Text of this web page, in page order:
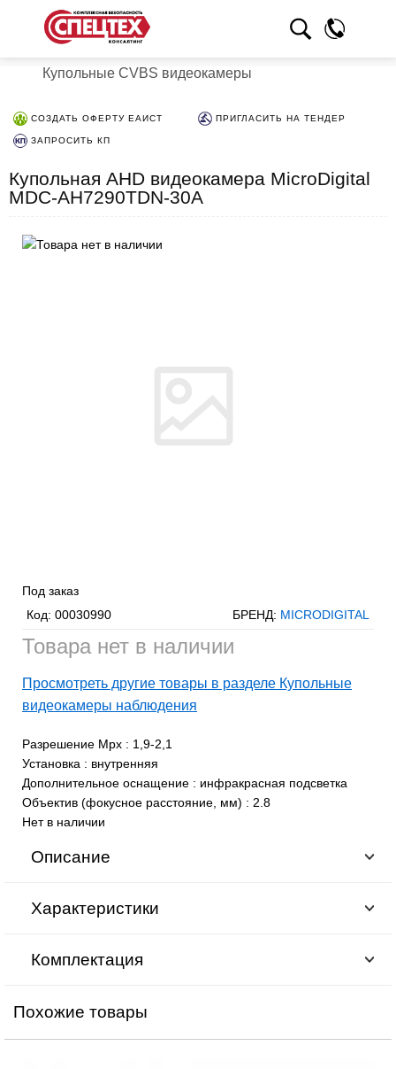
Купольные CVBS видеокамеры
СОЗДАТЬ ОФЕРТУ ЕАИСТ ПРИГЛАСИТЬ НА ТЕНДЕР
ЗАПРОСИТЬ КП
Купольная AHD видеокамера MicroDigital
MDC-AH7290TDN-30A
Под заказ
Код: 00030990 БРЕНД: MICRODIGITAL
Товара нет в наличии
Просмотреть другие товары в разделе Купольные
видеокамеры наблюдения
Разрешение Mpx : 1,9-2,1
Установка : внутренняя
Дополнительное оснащение : инфракрасная подсветка
Объектив (фокусное расстояние, мм) : 2.8
Нет в наличии
Описание
Характеристики
Комплектация
Похожие товары